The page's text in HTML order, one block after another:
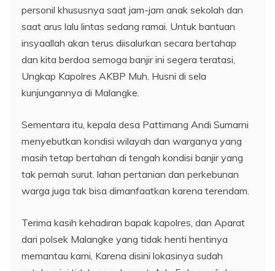
personil khususnya saat jam-jam anak sekolah dan
saat arus lalu lintas sedang ramai. Untuk bantuan
insyaallah akan terus diisalurkan secara bertahap
dan kita berdoa semoga banjir ini segera teratasi,
Ungkap Kapolres AKBP Muh. Husni di sela
kunjungannya di Malangke.
Sementara itu, kepala desa Pattimang Andi Sumarni
menyebutkan kondisi wilayah dan warganya yang
masih tetap bertahan di tengah kondisi banjir yang
tak pernah surut. lahan pertanian dan perkebunan
warga juga tak bisa dimanfaatkan karena terendam.
Terima kasih kehadiran bapak kapolres, dan Aparat
dari polsek Malangke yang tidak henti hentinya
memantau kami, Karena disini lokasinya sudah